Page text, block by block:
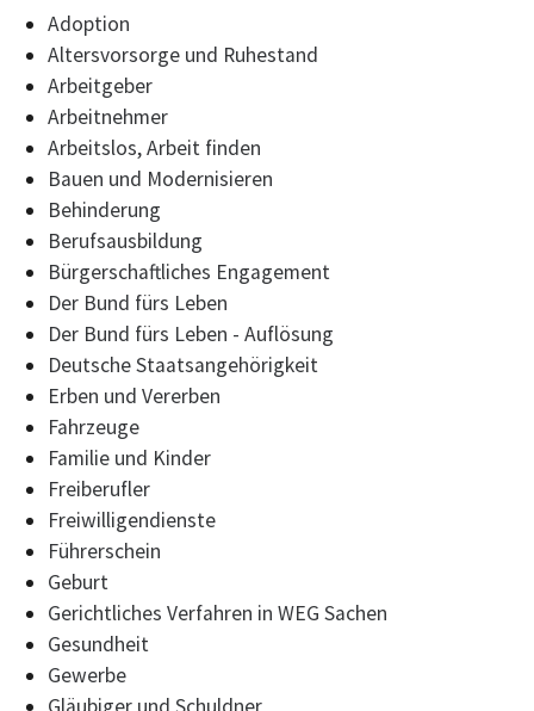
Adoption
Altersvorsorge und Ruhestand
Arbeitgeber
Arbeitnehmer
Arbeitslos, Arbeit finden
Bauen und Modernisieren
Behinderung
Berufsausbildung
Bürgerschaftliches Engagement
Der Bund fürs Leben
Der Bund fürs Leben - Auflösung
Deutsche Staatsangehörigkeit
Erben und Vererben
Fahrzeuge
Familie und Kinder
Freiberufler
Freiwilligendienste
Führerschein
Geburt
Gerichtliches Verfahren in WEG Sachen
Gesundheit
Gewerbe